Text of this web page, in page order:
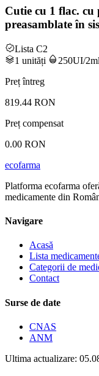
Cutie cu 1 flac. cu
preasamblate în
Lista C2
1 unități
250UI/2ml
Preț întreg
819.44 RON
Preț compensat
0.00 RON
ecofarma
Platforma ecofarma
medicamente din
Navigare
Acasă
Lista
Categorii de
Contact
Surse de date
CNAS
ANM
Ultima actualizare: